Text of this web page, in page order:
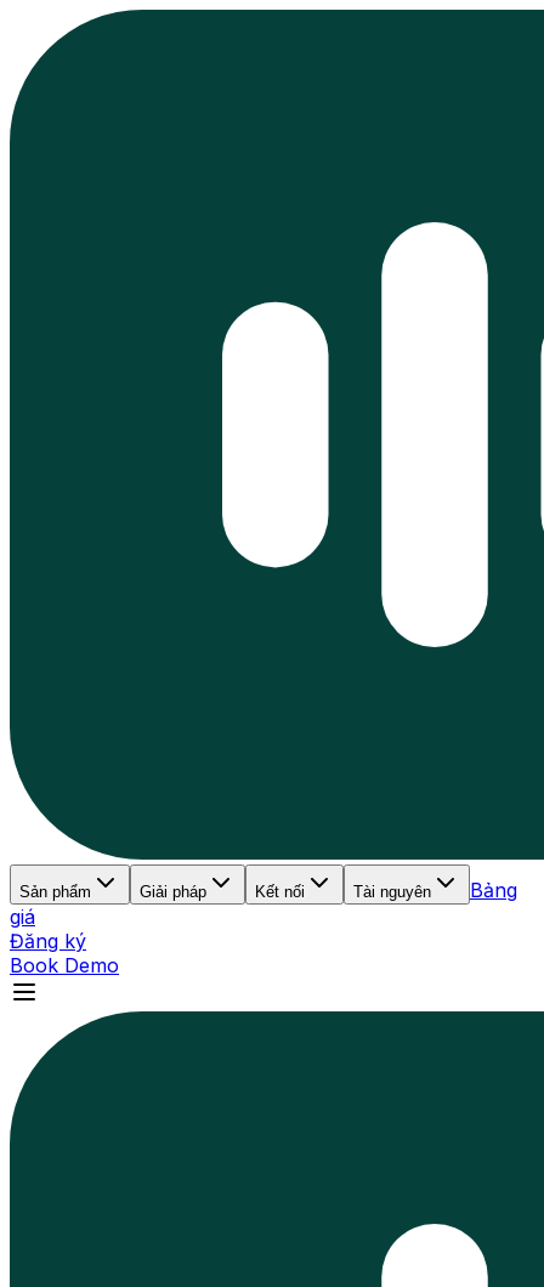
Sản phẩm Giải pháp Kết nối Tài nguyên
Bảng
giá
Đăng ký
Book Demo